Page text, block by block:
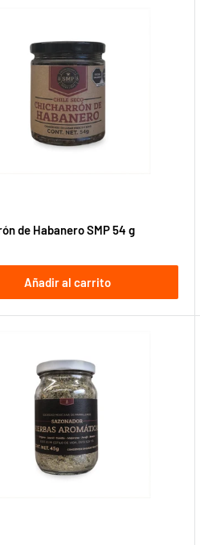
de Habanero SMP 54 g
Añadir al carrito